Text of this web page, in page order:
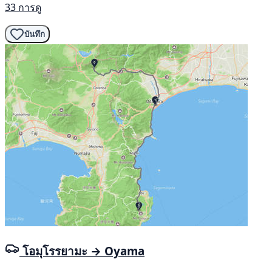
33 การดู
บันทึก
โอมุโรรยามะ → Oyama